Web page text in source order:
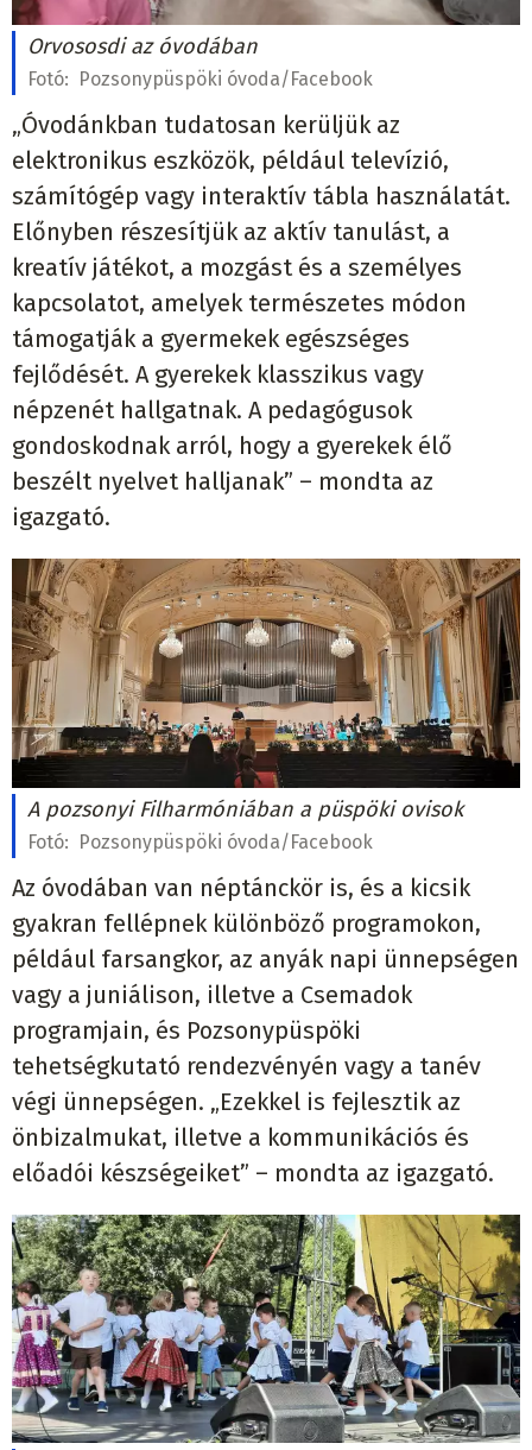
Orvososdi az óvodában
Fotó: Pozsonypüspöki óvoda/Facebook
„Óvodánkban tudatosan kerüljük az
elektronikus eszközök, például televízió,
számítógép vagy interaktív tábla használatát.
Előnyben részesítjük az aktív tanulást, a
kreatív játékot, a mozgást és a személyes
kapcsolatot, amelyek természetes módon
támogatják a gyermekek egészséges
fejlődését. A gyerekek klasszikus vagy
népzenét hallgatnak. A pedagógusok
gondoskodnak arról, hogy a gyerekek élő
beszélt nyelvet halljanak” – mondta az
igazgató.
A pozsonyi Filharmóniában a püspöki ovisok
Fotó: Pozsonypüspöki óvoda/Facebook
Az óvodában van néptánckör is, és a kicsik
gyakran fellépnek különböző programokon,
például farsangkor, az anyák napi ünnepségen
vagy a juniálison, illetve a Csemadok
programjain, és Pozsonypüspöki
tehetségkutató rendezvényén vagy a tanév
végi ünnepségen. „Ezekkel is fejlesztik az
önbizalmukat, illetve a kommunikációs és
előadói készségeiket” – mondta az igazgató.